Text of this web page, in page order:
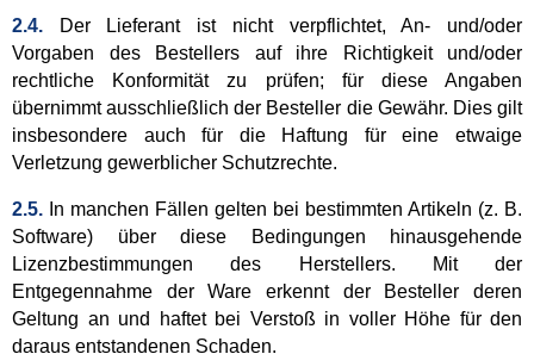
2.4.
Der Lieferant ist nicht verpflichtet, An- und/oder
Vorgaben des Bestellers auf ihre Richtigkeit und/oder
rechtliche Konformität zu prüfen; für diese Angaben
übernimmt ausschließlich der Besteller die Gewähr. Dies gilt
insbesondere auch für die Haftung für eine etwaige
Verletzung gewerblicher Schutzrechte.
2.5. In manchen Fällen gelten bei bestimmten Artikeln (z. B.
Software) über diese Bedingungen hinausgehende
Lizenzbestimmungen des Herstellers. Mit der
Entgegennahme der Ware erkennt der Besteller deren
Geltung an und haftet bei Verstoß in voller Höhe für den
daraus entstandenen Schaden.